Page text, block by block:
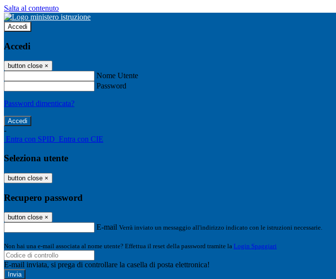
Salta al contenuto
Accedi
Accedi
button close ×
Nome Utente
Password
Password dimenticata?
-
Entra con SPID Entra con CIE
Seleziona utente
button close ×
Recupero password
button close ×
E-mail Verrà inviato un messaggio all'indirizzo indicato con le istruzioni necessarie.
Non hai una e-mail associata al nome utente? Effettua il reset della password tramite la Login Spaggiari
E-mail inviata, si prega di controllare la casella di posta elettronica!